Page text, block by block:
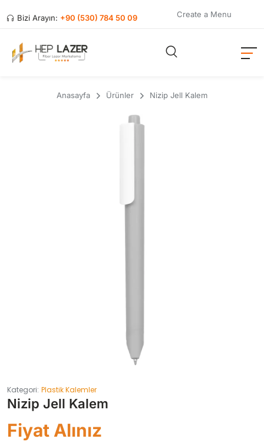
Bizi Arayın: +90 (530) 784 50 09 Create a Menu
Anasayfa Ürünler Nizip Jell Kalem
Kategori: Plastik Kalemler
Nizip Jell Kalem
Fiyat Alınız